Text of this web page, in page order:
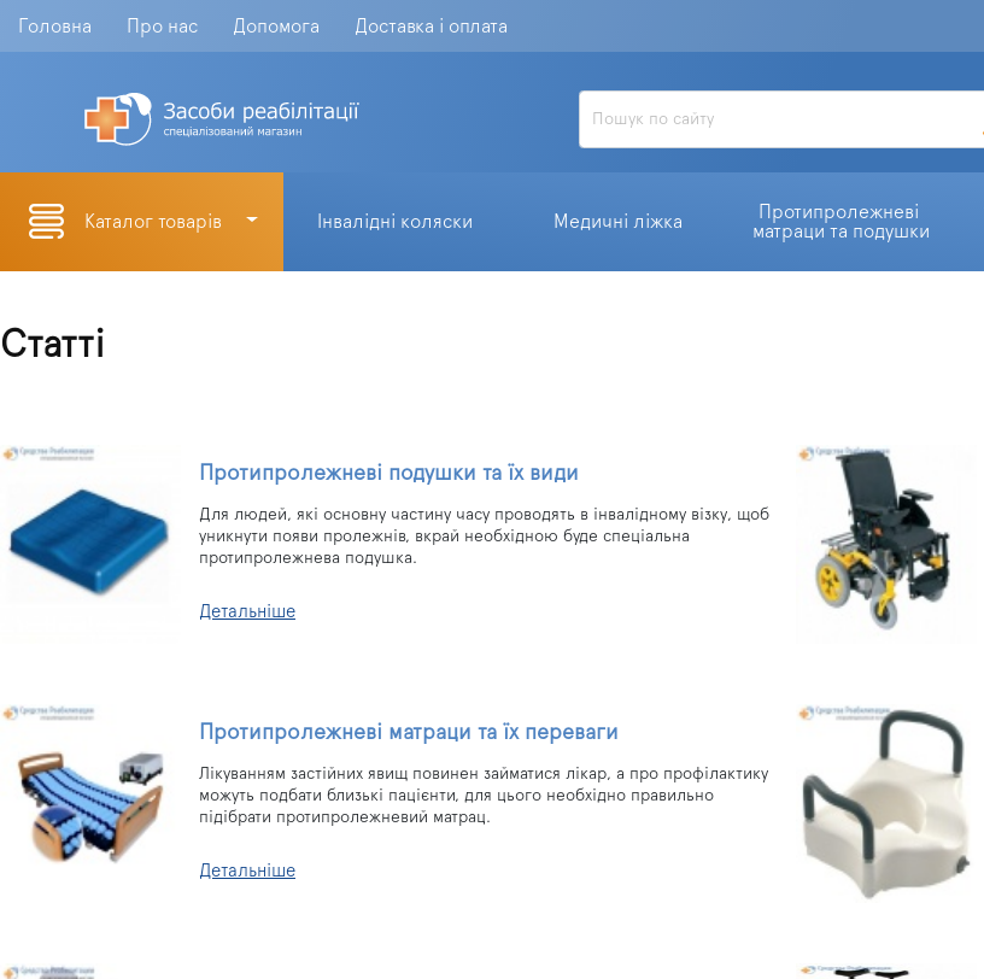
Головна Про нас Допомога Доставка і оплата
Каталог товарів Інвалідні коляски Медичні ліжка
Протипролежневі
матраци та подушки
Статті
Протипролежневі подушки та їх види
Для людей, які основну частину часу проводять в інвалідному візку, щоб
уникнути появи пролежнів, вкрай необхідною буде спеціальна
протипролежнева подушка.
Детальніше
Протипролежневі матраци та їх переваги
Лікуванням застійних явищ повинен займатися лікар, а про профілактику
можуть подбати близькі пацієнти, для цього необхідно правильно
підібрати протипролежневий матрац.
Детальніше